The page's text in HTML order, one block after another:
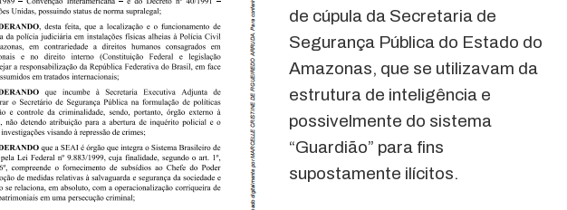
de cúpula da Secretaria de
Segurança Pública do Estado do
Amazonas, que se utilizavam da
estrutura de inteligência e
possivelmente do sistema
“Guardião” para fins
supostamente ilícitos.